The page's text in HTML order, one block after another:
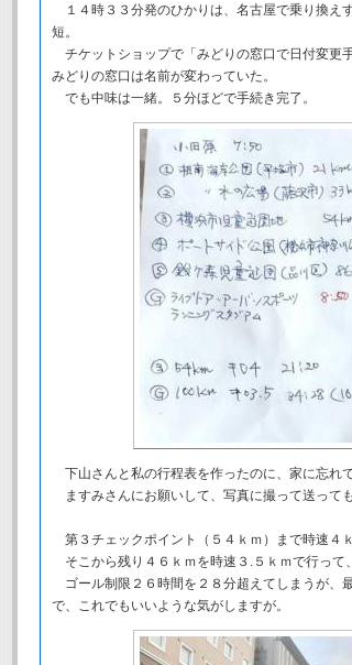
１４時３３分発のひかりは、名古屋で乗り換え
短。
チケットショップで「みどりの窓口で日付変更
みどりの窓口は名前が変わっていた。
でも中味は一緒。５分ほどで手続き完了。
下山さんと私の行程表を作ったのに、家に忘れて
ますみさんにお願いして、写真に撮って送っても
第３チェックポイント（５４ｋｍ）まで時速４
そこから残り４６ｋｍを時速３.５ｋｍで行って
ゴール制限２６時間を２８分超えてしまうが、
で、これでもいいような気がしますが。